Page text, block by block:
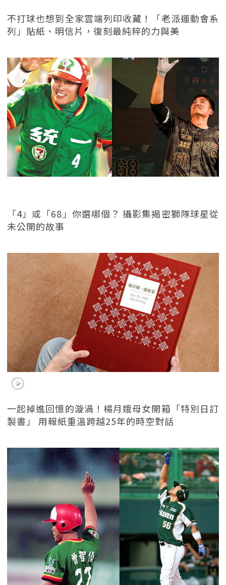
不打球也想到全家雲端列印收藏！「老派運動會系
列」貼紙、明信片，復刻最純粹的力與美
「4」或「68」你選哪個？ 攝影集揭密獅隊球星從
未公開的故事
一起掉進回憶的漩渦！楊月娥母女開箱「特別日訂
製書」 用報紙重溫跨越25年的時空對話